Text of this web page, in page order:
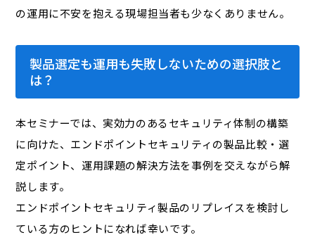
の運用に不安を抱える現場担当者も少なくありません。
製品選定も運用も失敗しないための選択肢と
は？
本セミナーでは、実効力のあるセキュリティ体制の構築
に向けた、エンドポイントセキュリティの製品比較・選
定ポイント、運用課題の解決方法を事例を交えながら解
説します。
エンドポイントセキュリティ製品のリプレイスを検討し
ている方のヒントになれば幸いです。